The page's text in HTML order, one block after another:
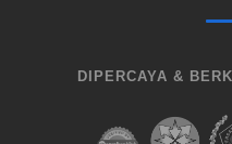
DIPERCAYA &